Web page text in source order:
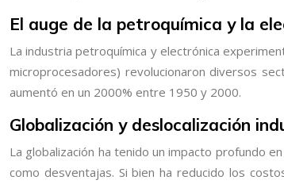
El auge de la petroquímica y la
La industria petroquímica y electrónica
microprocesadores) revolucionaron diversos
aumentó en un 2000% entre 1950 y 2000.
Globalización y deslocalización
La globalización ha tenido un impacto profundo
como desventajas. Si bien ha reducido los